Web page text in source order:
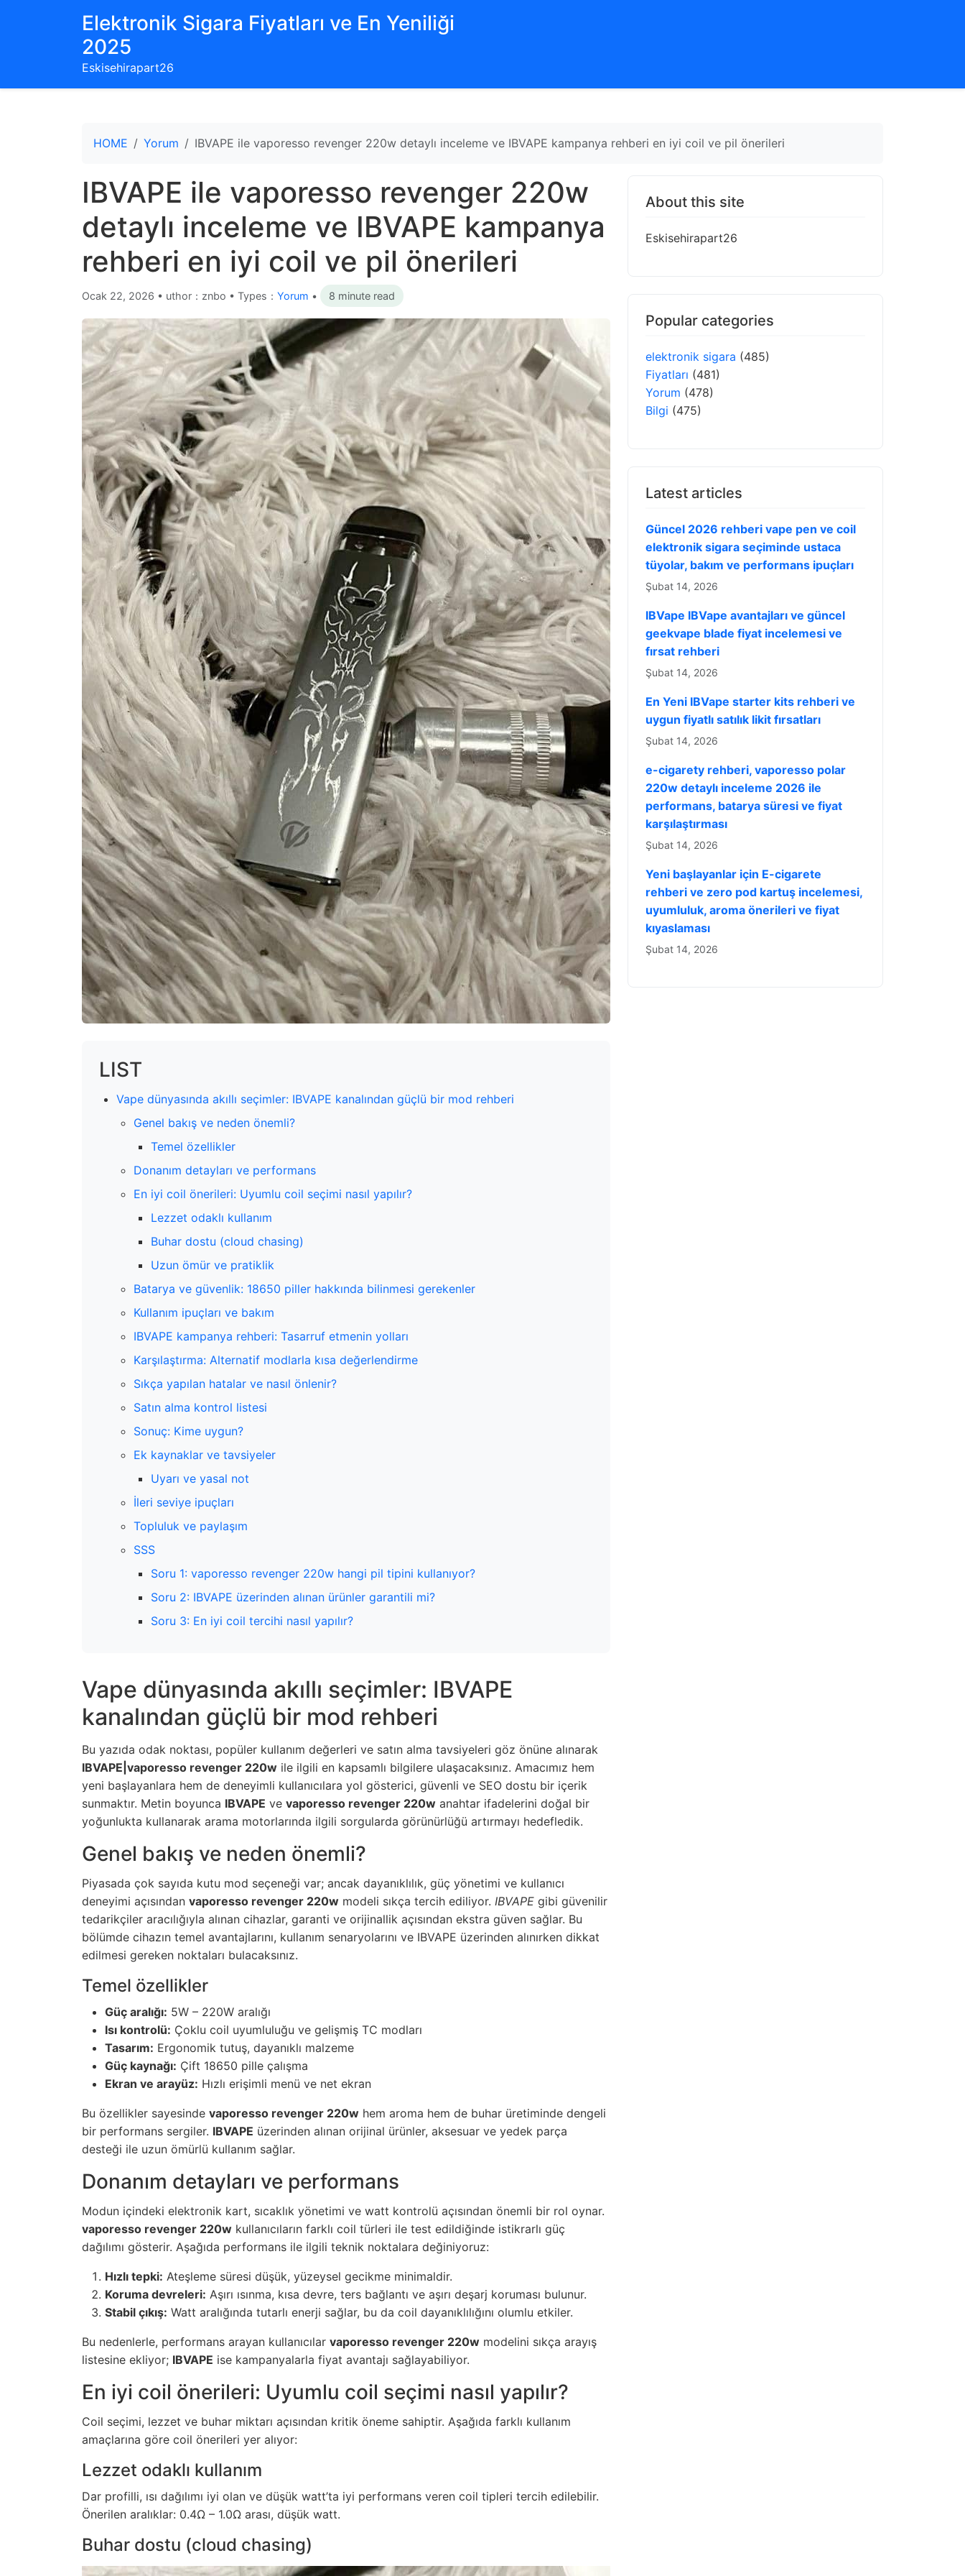
Elektronik Sigara Fiyatları ve En Yeniliği
2025
Eskisehirapart26
HOME Yorum IBVAPE ile vaporesso revenger 220w detaylı inceleme ve IBVAPE kampanya rehberi en iyi coil ve pil önerileri
IBVAPE ile vaporesso revenger 220w
detaylı inceleme ve IBVAPE kampanya
rehberi en iyi coil ve pil önerileri
Ocak 22, 2026 • uthor：znbo • Types： Yorum • 8 minute read
LIST
Vape dünyasında akıllı seçimler: IBVAPE kanalından güçlü bir mod rehberi
Genel bakış ve neden önemli?
Temel özellikler
Donanım detayları ve performans
En iyi coil önerileri: Uyumlu coil seçimi nasıl yapılır?
Lezzet odaklı kullanım
Buhar dostu (cloud chasing)
Uzun ömür ve pratiklik
Batarya ve güvenlik: 18650 piller hakkında bilinmesi gerekenler
Kullanım ipuçları ve bakım
IBVAPE kampanya rehberi: Tasarruf etmenin yolları
Karşılaştırma: Alternatif modlarla kısa değerlendirme
Sıkça yapılan hatalar ve nasıl önlenir?
Satın alma kontrol listesi
Sonuç: Kime uygun?
Ek kaynaklar ve tavsiyeler
Uyarı ve yasal not
İleri seviye ipuçları
Topluluk ve paylaşım
SSS
Soru 1: vaporesso revenger 220w hangi pil tipini kullanıyor?
Soru 2: IBVAPE üzerinden alınan ürünler garantili mi?
Soru 3: En iyi coil tercihi nasıl yapılır?
Vape dünyasında akıllı seçimler: IBVAPE
kanalından güçlü bir mod rehberi
Bu yazıda odak noktası, popüler kullanım değerleri ve satın alma tavsiyeleri göz önüne alınarak
IBVAPE|vaporesso revenger 220w ile ilgili en kapsamlı bilgilere ulaşacaksınız. Amacımız hem
yeni başlayanlara hem de deneyimli kullanıcılara yol gösterici, güvenli ve SEO dostu bir içerik
sunmaktır. Metin boyunca IBVAPE ve vaporesso revenger 220w anahtar ifadelerini doğal bir
yoğunlukta kullanarak arama motorlarında ilgili sorgularda görünürlüğü artırmayı hedefledik.
Genel bakış ve neden önemli?
Piyasada çok sayıda kutu mod seçeneği var; ancak dayanıklılık, güç yönetimi ve kullanıcı
deneyimi açısından vaporesso revenger 220w modeli sıkça tercih ediliyor. IBVAPE gibi güvenilir
tedarikçiler aracılığıyla alınan cihazlar, garanti ve orijinallik açısından ekstra güven sağlar. Bu
bölümde cihazın temel avantajlarını, kullanım senaryolarını ve IBVAPE üzerinden alınırken dikkat
edilmesi gereken noktaları bulacaksınız.
Temel özellikler
Güç aralığı: 5W – 220W aralığı
Isı kontrolü: Çoklu coil uyumluluğu ve gelişmiş TC modları
Tasarım: Ergonomik tutuş, dayanıklı malzeme
Güç kaynağı: Çift 18650 pille çalışma
Ekran ve arayüz: Hızlı erişimli menü ve net ekran
Bu özellikler sayesinde vaporesso revenger 220w hem aroma hem de buhar üretiminde dengeli
bir performans sergiler. IBVAPE üzerinden alınan orijinal ürünler, aksesuar ve yedek parça
desteği ile uzun ömürlü kullanım sağlar.
Donanım detayları ve performans
Modun içindeki elektronik kart, sıcaklık yönetimi ve watt kontrolü açısından önemli bir rol oynar.
vaporesso revenger 220w kullanıcıların farklı coil türleri ile test edildiğinde istikrarlı güç
dağılımı gösterir. Aşağıda performans ile ilgili teknik noktalara değiniyoruz:
Hızlı tepki: Ateşleme süresi düşük, yüzeysel gecikme minimaldir.
Koruma devreleri: Aşırı ısınma, kısa devre, ters bağlantı ve aşırı deşarj koruması bulunur.
Stabil çıkış: Watt aralığında tutarlı enerji sağlar, bu da coil dayanıklılığını olumlu etkiler.
Bu nedenlerle, performans arayan kullanıcılar vaporesso revenger 220w modelini sıkça arayış
listesine ekliyor; IBVAPE ise kampanyalarla fiyat avantajı sağlayabiliyor.
En iyi coil önerileri: Uyumlu coil seçimi nasıl yapılır?
Coil seçimi, lezzet ve buhar miktarı açısından kritik öneme sahiptir. Aşağıda farklı kullanım
amaçlarına göre coil önerileri yer alıyor:
Lezzet odaklı kullanım
Dar profilli, ısı dağılımı iyi olan ve düşük watt’ta iyi performans veren coil tipleri tercih edilebilir.
Önerilen aralıklar: 0.4Ω – 1.0Ω arası, düşük watt.
Buhar dostu (cloud chasing)
About this site
Eskisehirapart26
Popular categories
elektronik sigara (485)
Fiyatları (481)
Yorum (478)
Bilgi (475)
Latest articles
Güncel 2026 rehberi vape pen ve coil
elektronik sigara seçiminde ustaca
tüyolar, bakım ve performans ipuçları
Şubat 14, 2026
IBVape IBVape avantajları ve güncel
geekvape blade fiyat incelemesi ve
fırsat rehberi
Şubat 14, 2026
En Yeni IBVape starter kits rehberi ve
uygun fiyatlı satılık likit fırsatları
Şubat 14, 2026
e-cigarety rehberi, vaporesso polar
220w detaylı inceleme 2026 ile
performans, batarya süresi ve fiyat
karşılaştırması
Şubat 14, 2026
Yeni başlayanlar için E-cigarete
rehberi ve zero pod kartuş incelemesi,
uyumluluk, aroma önerileri ve fiyat
kıyaslaması
Şubat 14, 2026